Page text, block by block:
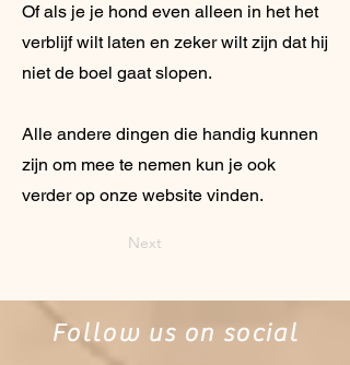
Of als je je hond even alleen in het het
verblijf wilt laten en zeker wilt zijn dat hij
niet de boel gaat slopen.
Alle andere dingen die handig kunnen
zijn om mee te nemen kun je ook
verder op onze website vinden.
Next
Follow us on social